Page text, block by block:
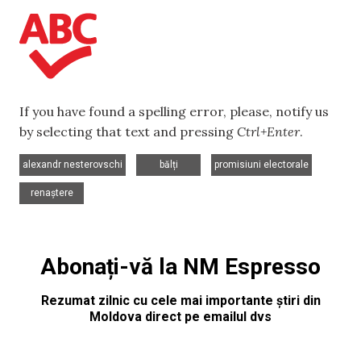
If you have found a spelling error, please, notify us
by selecting that text and pressing Ctrl+Enter.
alexandr nesterovschi
bălți
promisiuni electorale
renaștere
Abonați-vă la NM Espresso
Rezumat zilnic cu cele mai importante știri din
Moldova direct pe emailul dvs